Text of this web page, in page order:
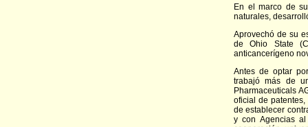
En el marco de
naturales,
Aprovechó de su
de Ohio State
anticancerígeno
Antes de optar
trabajó más de
Pharmaceuticals
oficial de
de establecer
y con Agencias